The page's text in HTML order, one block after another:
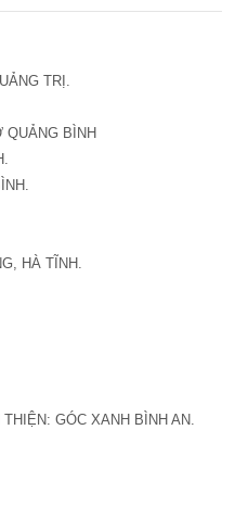
TRỊ.
QUẢNG BÌNH
HÀ TĨNH.
GÓC XANH BÌNH AN.